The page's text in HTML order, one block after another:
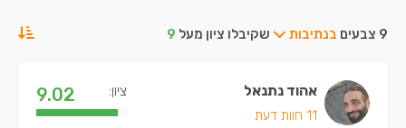
9 צבעים בנתיבות שקיבלו ציון מעל 9
אהוד נתנאל
11 חוות דעת
ציון: 9.02